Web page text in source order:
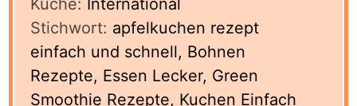
Stichwort: apfelkuchen rezept
einfach und schnell, Bohnen
Rezepte, Essen Lecker, Green
Smoothie Rezepte, Kuchen Einfach